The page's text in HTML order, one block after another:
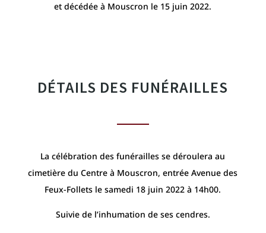
et décédée à Mouscron le 15 juin 2022.
DÉTAILS DES FUNÉRAILLES
La célébration des funérailles se déroulera au
cimetière du Centre à Mouscron, entrée Avenue des
Feux-Follets le samedi 18 juin 2022 à 14h00.
Suivie de l’inhumation de ses cendres.